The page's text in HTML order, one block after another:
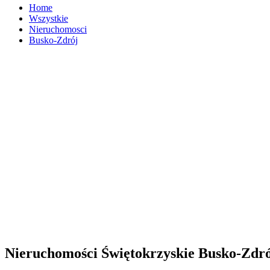
Home
Wszystkie
Nieruchomosci
Busko-Zdrój
Nieruchomości Świętokrzyskie Busko-